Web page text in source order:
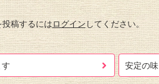
稿するにはログインしてください。
安定の味